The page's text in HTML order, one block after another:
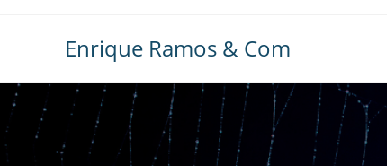
Enrique Ramos & Com